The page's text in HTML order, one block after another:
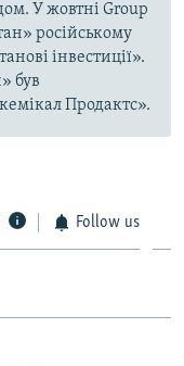
У жовтні Group
російському
інвестиції».
був
Продактс».
Follow us